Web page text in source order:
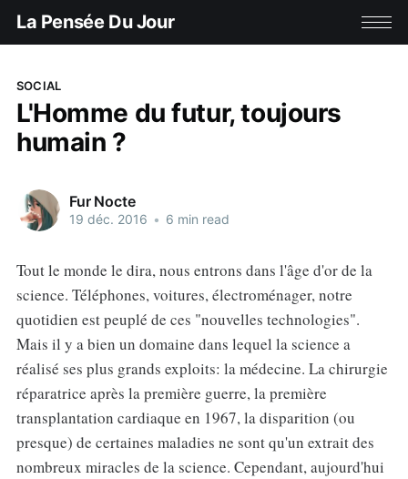
La Pensée Du Jour
SOCIAL
L'Homme du futur, toujours
humain ?
Fur Nocte
19 déc. 2016 • 6 min read
Tout le monde le dira, nous entrons dans l'âge d'or de la
science. Téléphones, voitures, électroménager, notre
quotidien est peuplé de ces "nouvelles technologies".
Mais il y a bien un domaine dans lequel la science a
réalisé ses plus grands exploits: la médecine. La chirurgie
réparatrice après la première guerre, la première
transplantation cardiaque en 1967, la disparition (ou
presque) de certaines maladies ne sont qu'un extrait des
nombreux miracles de la science. Cependant, aujourd'hui